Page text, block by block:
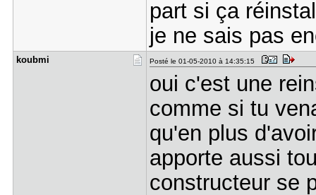
part si ça
je ne sais pas
koubmi Posté le 01-05-2010 à 14:35:15
oui c'est une
comme si tu
qu'en plus
apporte aussi
constructeur se